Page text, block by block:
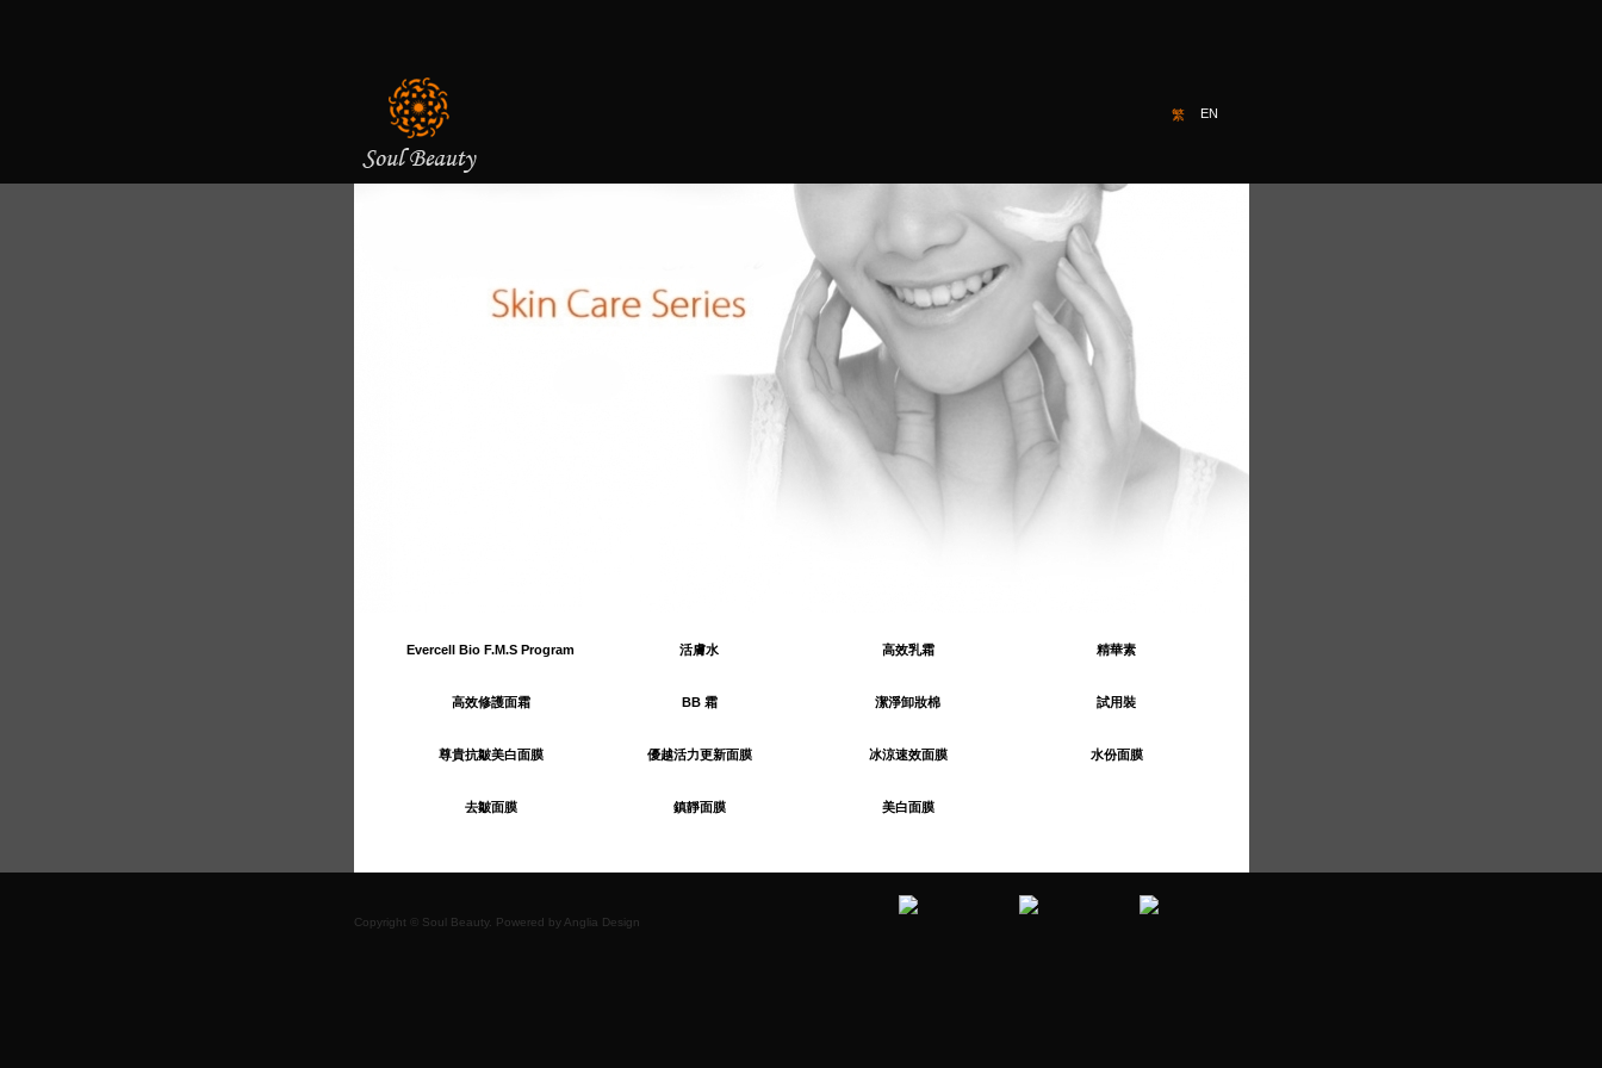
繁 EN
Evercell Bio F.M.S Program 活膚水 高效乳霜 精華素
高效修護面霜 BB 霜 潔淨卸妝棉 試用裝
尊貴抗皺美白面膜 優越活力更新面膜 冰涼速效面膜 水份面膜
去皺面膜 鎮靜面膜 美白面膜
Copyright © Soul Beauty. Powered by Anglia Design